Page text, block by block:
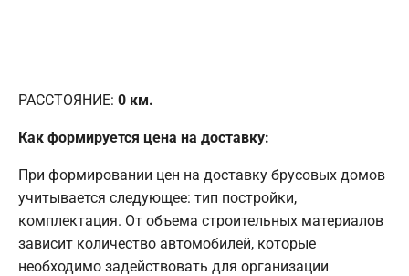
РАССТОЯНИЕ: 0 км.
Как формируется цена на доставку:
При формировании цен на доставку брусовых домов
учитывается следующее: тип постройки,
комплектация. От объема строительных материалов
зависит количество автомобилей, которые
необходимо задействовать для организации